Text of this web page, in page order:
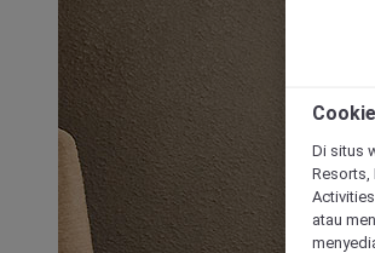
Di situs
Resorts,
atau